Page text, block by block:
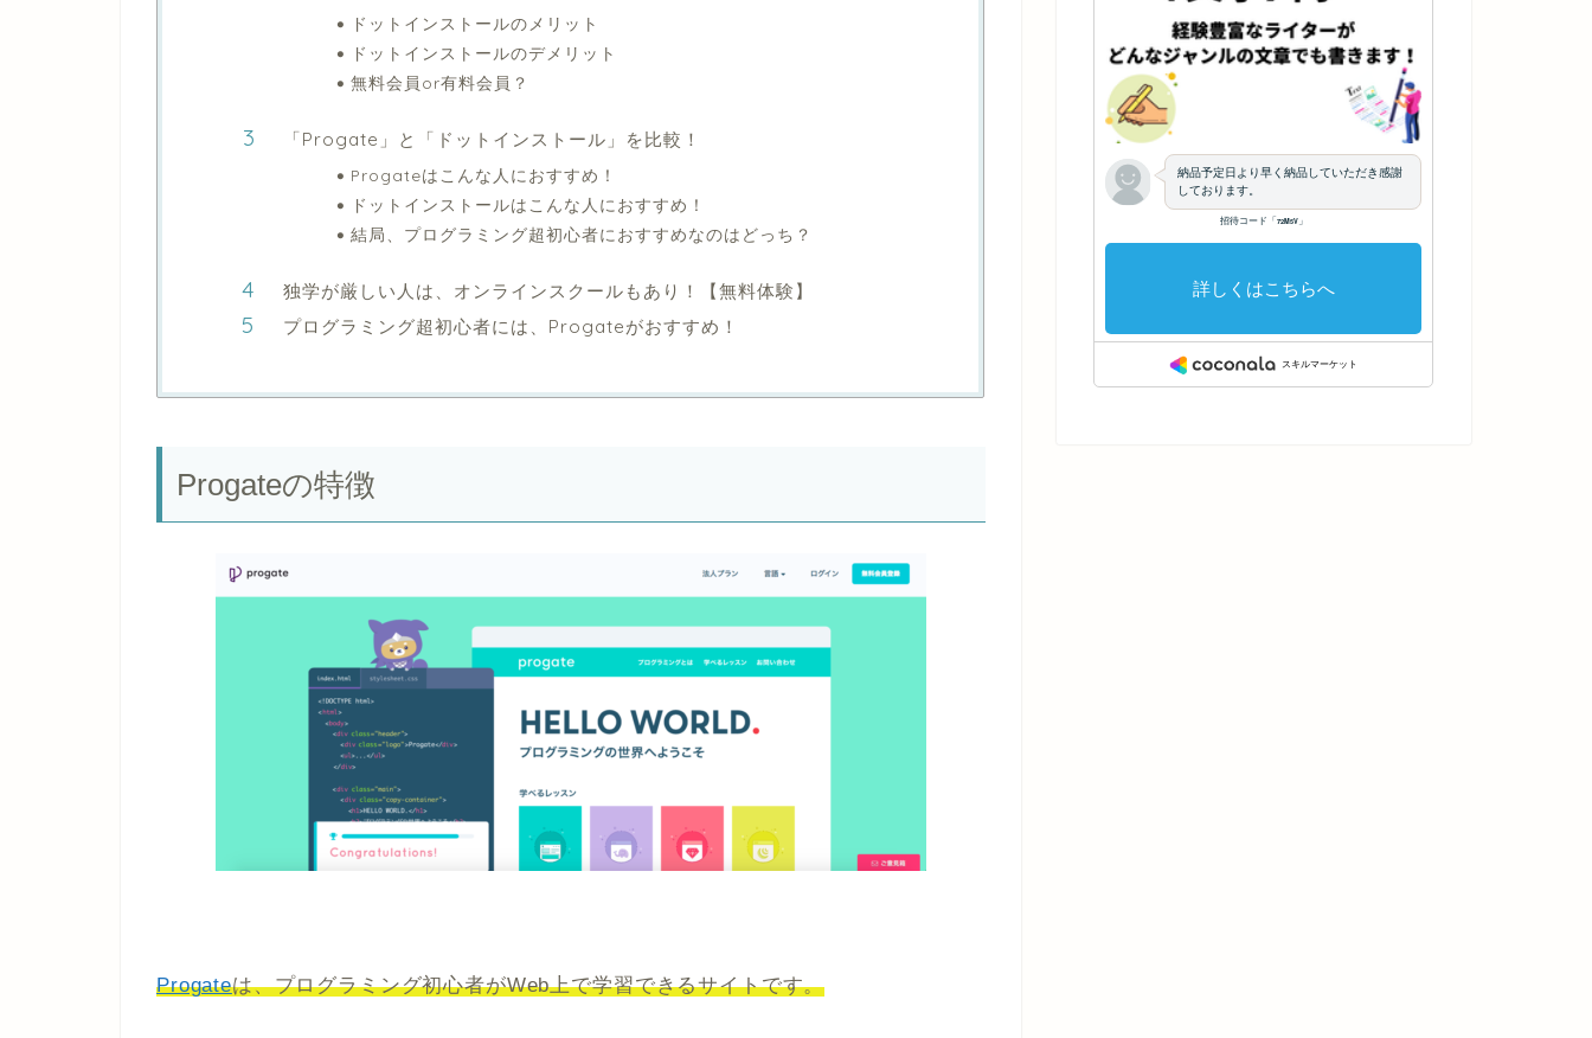
ドットインストールのメリット
ドットインストールのデメリット
無料会員or有料会員？
「Progate」と「ドットインストール」を比較！
Progateはこんな人におすすめ！
ドットインストールはこんな人におすすめ！
結局、プログラミング超初心者におすすめなのはどっち？
独学が厳しい人は、オンラインスクールもあり！【無料体験】
プログラミング超初心者には、Progateがおすすめ！
Progateの特徴
Progateは、プログラミング初心者がWeb上で学習できるサイトです。